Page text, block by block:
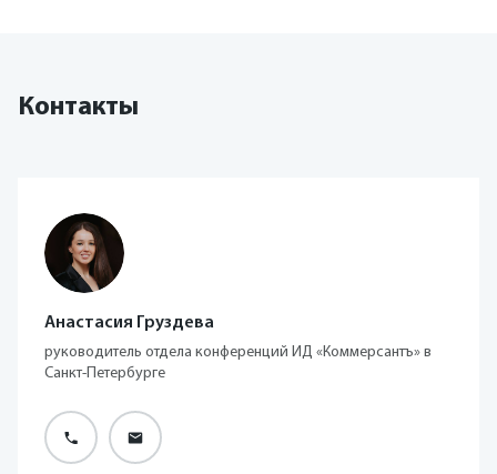
Контакты
Анастасия Груздева
руководитель отдела конференций ИД «Коммерсантъ» в
Санкт-Петербурге